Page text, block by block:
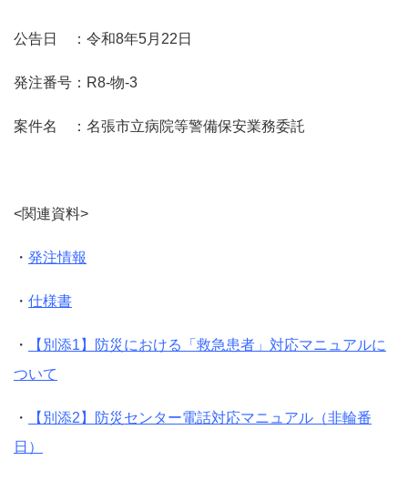
公告日 ：令和8年5月22日
発注番号：R8-物-3
案件名 ：名張市立病院等警備保安業務委託
<関連資料>
・ 発注情報
・ 仕様書
・
【別添1】防災における「救急患者」対応マニュアルに
ついて
・
【別添2】防災センター電話対応マニュアル（非輪番
日）